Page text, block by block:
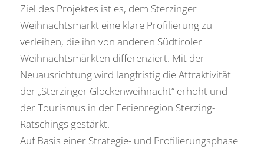
Ziel des Projektes ist es, dem Sterzinger
Weihnachtsmarkt eine klare Profilierung zu
verleihen, die ihn von anderen Südtiroler
Weihnachtsmärkten differenziert. Mit der
Neuausrichtung wird langfristig die Attraktivität
der „Sterzinger Glockenweihnacht“ erhöht und
der Tourismus in der Ferienregion Sterzing-
Ratschings gestärkt.
Auf Basis einer Strategie- und Profilierungsphase